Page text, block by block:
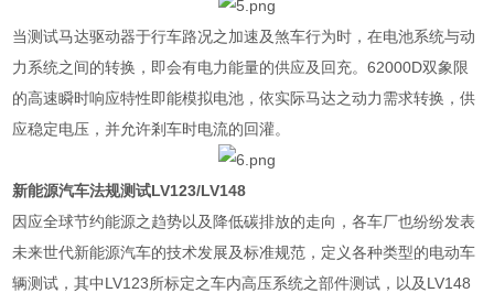
当测试马达驱动器于行车路况之加速及煞车行为时，在电池系统与动
力系统之间的转换，即会有电力能量的供应及回充。62000D双象限
的高速瞬时响应特性即能模拟电池，依实际马达之动力需求转换，供
应稳定电压，并允许剎车时电流的回灌。
新能源汽车法规测试LV123/LV148
因应全球节约能源之趋势以及降低碳排放的走向，各车厂也纷纷发表
未来世代新能源汽车的技术发展及标准规范，定义各种类型的电动车
辆测试，其中LV123所标定之车内高压系统之部件测试，以及LV148